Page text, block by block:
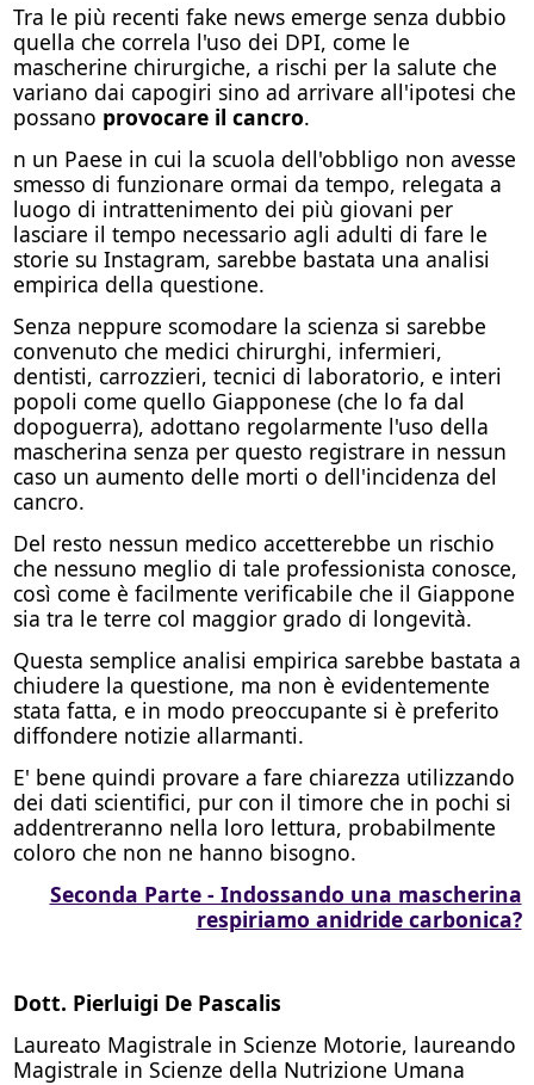
Tra le più recenti fake news emerge senza dubbio
quella che correla l'uso dei DPI, come le
mascherine chirurgiche, a rischi per la salute che
variano dai capogiri sino ad arrivare all'ipotesi che
possano provocare il cancro.
n un Paese in cui la scuola dell'obbligo non avesse
smesso di funzionare ormai da tempo, relegata a
luogo di intrattenimento dei più giovani per
lasciare il tempo necessario agli adulti di fare le
storie su Instagram, sarebbe bastata una analisi
empirica della questione.
Senza neppure scomodare la scienza si sarebbe
convenuto che medici chirurghi, infermieri,
dentisti, carrozzieri, tecnici di laboratorio, e interi
popoli come quello Giapponese (che lo fa dal
dopoguerra), adottano regolarmente l'uso della
mascherina senza per questo registrare in nessun
caso un aumento delle morti o dell'incidenza del
cancro.
Del resto nessun medico accetterebbe un rischio
che nessuno meglio di tale professionista conosce,
così come è facilmente verificabile che il Giappone
sia tra le terre col maggior grado di longevità.
Questa semplice analisi empirica sarebbe bastata a
chiudere la questione, ma non è evidentemente
stata fatta, e in modo preoccupante si è preferito
diffondere notizie allarmanti.
E' bene quindi provare a fare chiarezza utilizzando
dei dati scientifici, pur con il timore che in pochi si
addentreranno nella loro lettura, probabilmente
coloro che non ne hanno bisogno.
Seconda Parte - Indossando una mascherina
respiriamo anidride carbonica?
Dott. Pierluigi De Pascalis
Laureato Magistrale in Scienze Motorie, laureando
Magistrale in Scienze della Nutrizione Umana